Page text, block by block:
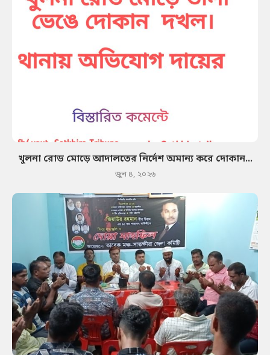
খুলনা রোড মোড়ে আদালতের নির্দেশ অমান্য করে দোকান...
জুন ৪, ২০২৬